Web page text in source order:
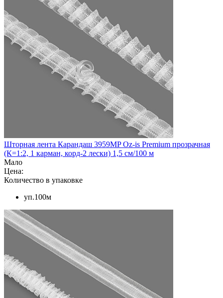
Шторная лента Карандаш 3959MP Oz-is Premium прозрачная
(К=1:2, 1 карман, корд-2 лески) 1,5 см/100 м
Мало
Цена:
Количество в упаковке
уп.100м